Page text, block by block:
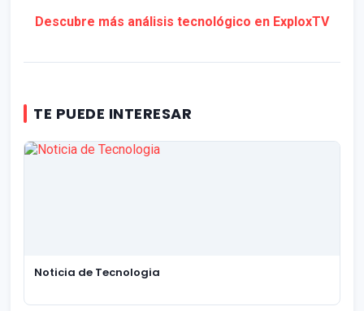
Descubre más análisis tecnológico en ExploxTV
TE PUEDE INTERESAR
Noticia de Tecnologia